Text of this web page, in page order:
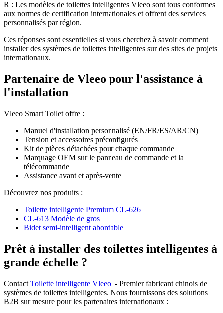
R : Les modèles de toilettes intelligentes Vleeo sont tous conformes
aux normes de certification internationales et offrent des services
personnalisés par région.
Ces réponses sont essentielles si vous cherchez à savoir comment
installer des systèmes de toilettes intelligentes sur des sites de projets
internationaux.
Partenaire de Vleeo pour l'assistance à
l'installation
Vleeo Smart Toilet offre :
Manuel d'installation personnalisé (EN/FR/ES/AR/CN)
Tension et accessoires préconfigurés
Kit de pièces détachées pour chaque commande
Marquage OEM sur le panneau de commande et la
télécommande
Assistance avant et après-vente
Découvrez nos produits :
Toilette intelligente Premium CL-626
CL-613 Modèle de gros
Bidet semi-intelligent abordable
Prêt à installer des toilettes intelligentes à
grande échelle ?
Contact Toilette intelligente Vleeo - Premier fabricant chinois de
systèmes de toilettes intelligentes. Nous fournissons des solutions
B2B sur mesure pour les partenaires internationaux :